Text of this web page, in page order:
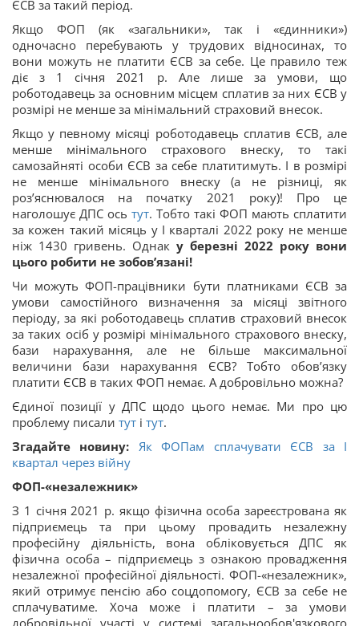
ЄСВ за такий період.
Якщо ФОП (як «загальники», так і «єдинники»)
одночасно перебувають у трудових відносинах, то
вони можуть не платити ЄСВ за себе. Це правило теж
діє з 1 січня 2021 р. Але лише за умови, що
роботодавець за основним місцем сплатив за них ЄСВ у
розмірі не менше за мінімальний страховий внесок.
Якщо у певному місяці роботодавець сплатив ЄСВ, але
менше мінімального страхового внеску, то такі
самозайняті особи ЄСВ за себе платитимуть. І в розмірі
не менше мінімального внеску (а не різниці, як
роз’яснювалося на початку 2021 року)! Про це
наголошує ДПС ось тут. Тобто такі ФОП мають сплатити
за кожен такий місяць у I кварталі 2022 року не менше
ніж 1430 гривень. Однак у березні 2022 року вони
цього робити не зобов’язані!
Чи можуть ФОП-працівники бути платниками ЄСВ за
умови самостійного визначення за місяці звітного
періоду, за які роботодавець сплатив страховий внесок
за таких осіб у розмірі мінімального страхового внеску,
бази нарахування, але не більше максимальної
величини бази нарахування ЄСВ? Тобто обов’язку
платити ЄСВ в таких ФОП немає. А добровільно можна?
Єдиної позиції у ДПС щодо цього немає. Ми про цю
проблему писали тут і тут.
Згадайте новину: Як ФОПам сплачувати ЄСВ за І
квартал через війну
ФОП-«незалежник»
З 1 січня 2021 р. якщо фізична особа зареєстрована як
підприємець та при цьому провадить незалежну
професійну діяльність, вона обліковується ДПС як
фізична особа – підприємець з ознакою провадження
незалежної професійної діяльності. ФОП-«незалежник»,
який отримує пенсію або соцдопомогу, ЄСВ за себе не
сплачуватиме. Хоча може і платити – за умови